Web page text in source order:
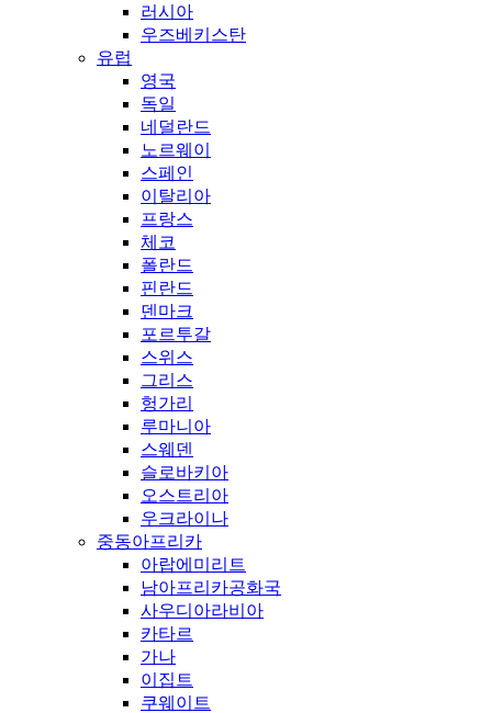
러시아
우즈베키스탄
유럽
영국
독일
네덜란드
노르웨이
스페인
이탈리아
프랑스
체코
폴란드
핀란드
덴마크
포르투갈
스위스
그리스
헝가리
루마니아
스웨덴
슬로바키아
오스트리아
우크라이나
중동아프리카
아랍에미리트
남아프리카공화국
사우디아라비아
카타르
가나
이집트
쿠웨이트